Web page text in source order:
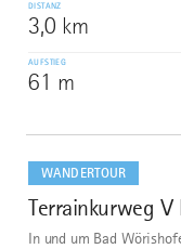
DISTANZ
3,0 km
AUFSTIEG
61 m
WANDERTOUR
2
Terrainkurweg
In und um Bad
dazu